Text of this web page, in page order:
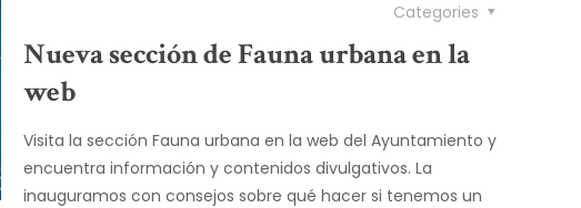
Categories
Nueva sección de Fauna urbana en la
web
Visita la sección Fauna urbana en la web del Ayuntamiento y
encuentra información y contenidos divulgativos. La
inauguramos con consejos sobre qué hacer si tenemos un